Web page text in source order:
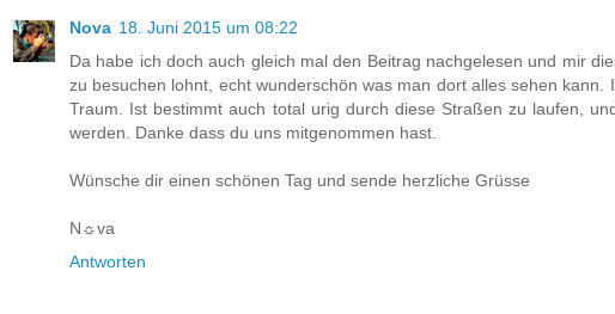
Nova 18. Juni 2015 um 08:22
Da habe ich doch auch gleich mal den Beitrag nachgelesen und mir
zu besuchen lohnt, echt wunderschön was man dort alles sehen
Traum. Ist bestimmt auch total urig durch diese Straßen zu laufen,
werden. Danke dass du uns mitgenommen hast.
Wünsche dir einen schönen Tag und sende herzliche Grüsse
N☼va
Antworten